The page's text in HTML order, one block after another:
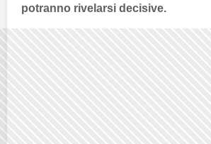
potranno rivelarsi decisive.